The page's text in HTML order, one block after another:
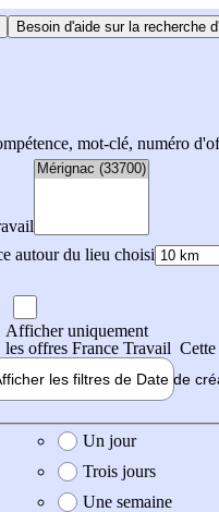
Besoin d'aide sur la recherche
mot-clé, numéro
autour du lieu choisi
Afficher uniquement
les offres France Travail
les filtres de Date de
Date de création de l'offre
Un jour
Trois jours
Une semaine